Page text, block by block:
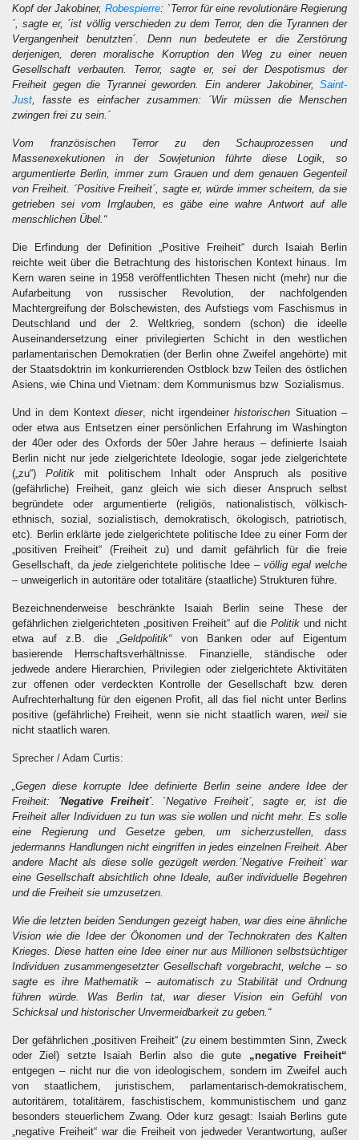
Kopf der Jakobiner,Robespierre: `Terror für eine revolutionäre Regierung
´, sagte er, ´ist völlig verschieden zu dem Terror, den die Tyrannen der
Vergangenheit benutzten´. Denn nun bedeutete er die Zerstörung
derjenigen, deren moralische Korruption den Weg zu einer neuen
Gesellschaft verbauten. Terror, sagte er, sei der Despotismus der
Freiheit gegen die Tyrannei geworden. Ein anderer Jakobiner, Saint-
Just, fasste es einfacher zusammen: ´Wir müssen die Menschen
zwingen frei zu sein.´
Vom französischen Terror zu den Schauprozessen und
Massenexekutionen in der Sowjetunion führte diese Logik, so
argumentierte Berlin, immer zum Grauen und dem genauen Gegenteil
von Freiheit. ´Positive Freiheit´, sagte er, würde immer scheitern, da sie
getrieben sei vom Irrglauben, es gäbe eine wahre Antwort auf alle
menschlichen Übel.“
Die Erfindung der Definition „Positive Freiheit“ durch Isaiah Berlin
reichte weit über die Betrachtung des historischen Kontext hinaus. Im
Kern waren seine in 1958 veröffentlichten Thesen nicht (mehr) nur die
Aufarbeitung von russischer Revolution, der nachfolgenden
Machtergreifung der Bolschewisten, des Aufstiegs vom Faschismus in
Deutschland und der 2. Weltkrieg, sondern (schon) die ideelle
Auseinandersetzung einer privilegierten Schicht in den westlichen
parlamentarischen Demokratien (der Berlin ohne Zweifel angehörte) mit
der Staatsdoktrin im konkurrierenden Ostblock bzw Teilen des östlichen
Asiens, wie China und Vietnam: dem Kommunismus bzw Sozialismus.
Und in dem Kontextdieser, nicht irgendeinerhistorischen Situation –
oder etwa aus Entsetzen einer persönlichen Erfahrung im Washington
der 40er oder des Oxfords der 50er Jahre heraus – definierte Isaiah
Berlin nicht nur jede zielgerichtete Ideologie, sogar jede zielgerichtete
(„zu“) Politikmit politischem Inhalt oder Anspruch als positive
(gefährliche) Freiheit, ganz gleich wie sich dieser Anspruch selbst
begründete oder argumentierte (religiös, nationalistisch, völkisch-
ethnisch, sozial, sozialistisch, demokratisch, ökologisch, patriotisch,
etc). Berlin erklärte jede zielgerichtete politische Idee zu einer Form der
„positiven Freiheit“ (Freiheit zu) und damit gefährlich für die freie
Gesellschaft, da jede zielgerichtete politische Idee –völlig egal welche
– unweigerlich in autoritäre oder totalitäre (staatliche) Strukturen führe.
Bezeichnenderweise beschränkte Isaiah Berlin seine These der
gefährlichen zielgerichteten „positiven Freiheit“ auf die Politikund nicht
etwa auf z.B. die „Geldpolitik“von Banken oder auf Eigentum
basierende Herrschaftsverhältnisse. Finanzielle, ständische oder
jedwede andere Hierarchien, Privilegien oder zielgerichtete Aktivitäten
zur offenen oder verdeckten Kontrolle der Gesellschaft bzw. deren
Aufrechterhaltung für den eigenen Profit, all das fiel nicht unter Berlins
positive (gefährliche) Freiheit, wenn sie nicht staatlich waren, weil sie
nicht staatlich waren.
Sprecher / Adam Curtis:
„Gegen diese korrupte Idee definierte Berlin seine andere Idee der
Freiheit: ´Negative Freiheit´. `Negative Freiheit´, sagte er, ist die
Freiheit aller Individuen zu tun was sie wollen und nicht mehr. Es solle
eine Regierung und Gesetze geben, um sicherzustellen, dass
jedermanns Handlungen nicht eingriffen in jedes einzelnen Freiheit. Aber
andere Macht als diese solle gezügelt werden.´Negative Freiheit´ war
eine Gesellschaft absichtlich ohne Ideale, außer individuelle Begehren
und die Freiheit sie umzusetzen.
Wie die letzten beiden Sendungen gezeigt haben, war dies eine ähnliche
Vision wie die Idee der Ökonomen und der Technokraten des Kalten
Krieges. Diese hatten eine Idee einer nur aus Millionen selbstsüchtiger
Individuen zusammengesetzter Gesellschaft vorgebracht, welche – so
sagte es ihre Mathematik – automatisch zu Stabilität und Ordnung
führen würde. Was Berlin tat, war dieser Vision ein Gefühl von
Schicksal und historischer Unvermeidbarkeit zu geben.“
Der gefährlichen „positiven Freiheit“ (zu einem bestimmten Sinn, Zweck
oder Ziel) setzte Isaiah Berlin also die gute „negative Freiheit“
entgegen – nicht nur die von ideologischem, sondern im Zweifel auch
von staatlichem, juristischem, parlamentarisch-demokratischem,
autoritärem, totalitärem, faschistischem, kommunistischem und ganz
besonders steuerlichem Zwang. Oder kurz gesagt: Isaiah Berlins gute
„negative Freiheit“ war die Freiheit von jedweder Verantwortung, außer